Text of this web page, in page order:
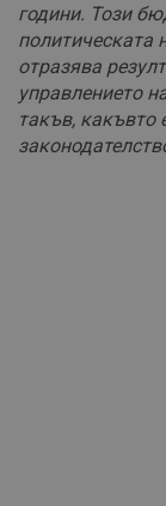
години. Този
политическата
отразява
управлението
такъв, какъвто